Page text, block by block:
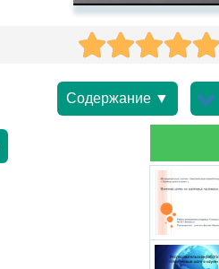
Содержание ▼